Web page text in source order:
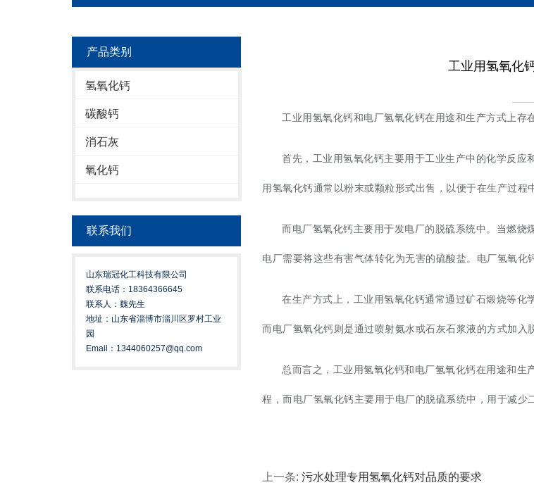
产品类别
氢氧化钙
碳酸钙
消石灰
氧化钙
联系我们
山东瑞冠化工科技有限公司
联系电话：18364366645
联系人：魏先生
地址：山东省淄博市淄川区罗村工业
园
Email：1344060257@qq.com
工业用氢氧化
工业用氢氧化钙和电厂氢氧化钙在用途和生产方式上存
首先，工业用氢氧化钙主要用于工业生产中的化学反
用氢氧化钙通常以粉末或颗粒形式出售，以便于在生产过程
而电厂氢氧化钙主要用于发电厂的脱硫系统中。当燃烧
电厂需要将这些有害气体转化为无害的硫酸盐。电厂氢氧化
在生产方式上，工业用氢氧化钙通常通过矿石煅烧等化
而电厂氢氧化钙则是通过喷射氨水或石灰石浆液的方式加入
总而言之，工业用氢氧化钙和电厂氢氧化钙在用途和
程，而电厂氢氧化钙主要用于电厂的脱硫系统中，用于减少
上一条: 污水处理专用氢氧化钙对品质的要求